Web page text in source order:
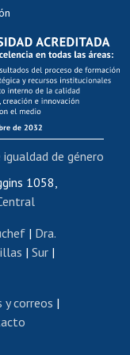
de títulos
Estudiantil
1058,
| Dra.
| Sur |
y correos |
de género